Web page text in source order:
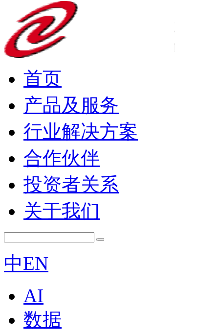
首页
产品及服务
行业解决方案
合作伙伴
投资者关系
关于我们
中EN
AI
数据